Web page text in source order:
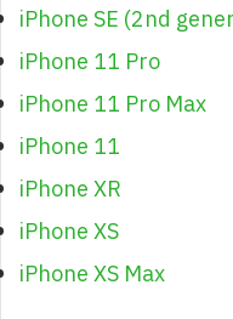
iPhone SE (2nd
iPhone 11 Pro
iPhone 11 Pro Max
iPhone 11
iPhone XR
iPhone XS
iPhone XS Max